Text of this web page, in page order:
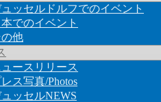
ッセルドルフでのイベント
本でのイベント
他
ースリリース
ス写真/Photos
ッセルNEWS